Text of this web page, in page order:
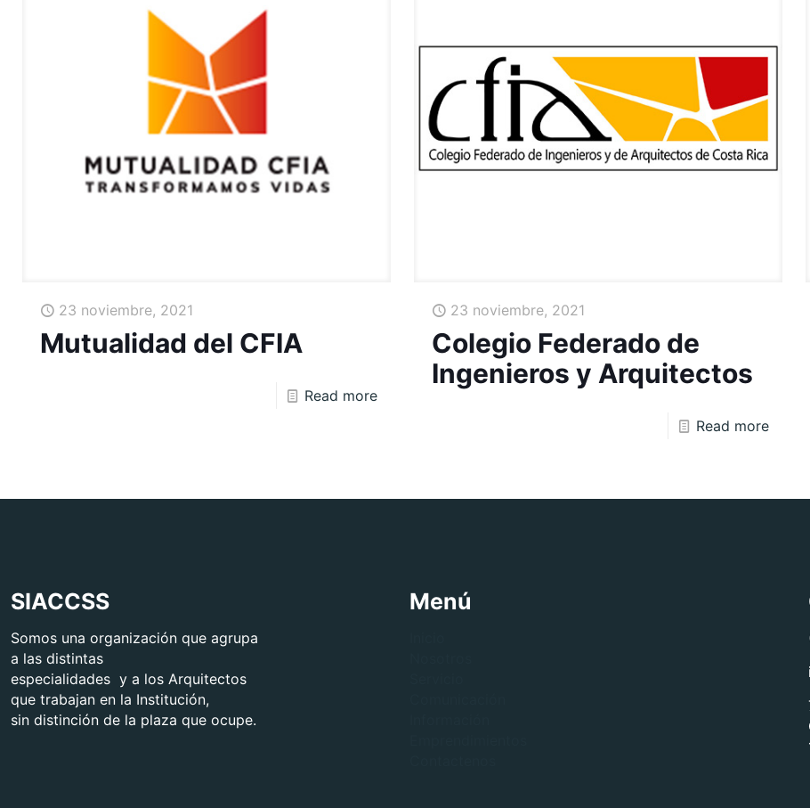
23 noviembre, 2021
Mutualidad del CFIA
Read more
23 noviembre, 2021
Colegio Federado de
Ingenieros y Arquitectos
Read more
SIACCSS
Somos una organización que agrupa
a las distintas
especialidades y a los Arquitectos
que trabajan en la Institución,
sin distinción de la plaza que ocupe.
Menú